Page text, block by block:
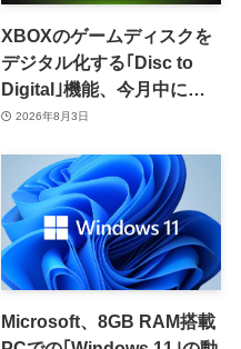
XBOXのゲームディスクを
デジタル化する｢Disc to
Digital｣機能、今月中に提
供開始か
2026年8月3日
Microsoft、8GB RAM搭載